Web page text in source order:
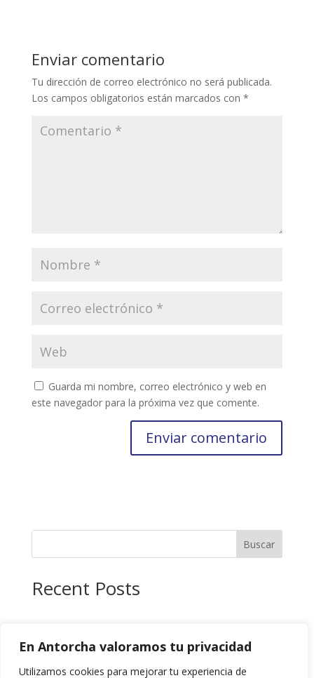
En Antorcha valoramos tu privacidad
Utilizamos cookies para mejorar tu experiencia de
Enviar comentario
Tu dirección de correo electrónico no será publicada.
Los campos obligatorios están marcados con *
Guarda mi nombre, correo electrónico y web en
este navegador para la próxima vez que comente.
Buscar
Recent Posts